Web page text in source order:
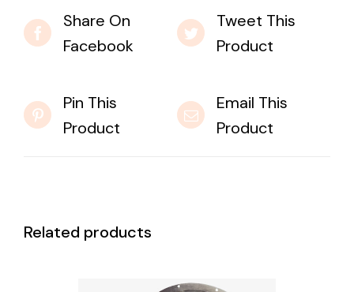
Share On
Facebook
Tweet This
Product
Pin This
Product
Email This
Product
Related products